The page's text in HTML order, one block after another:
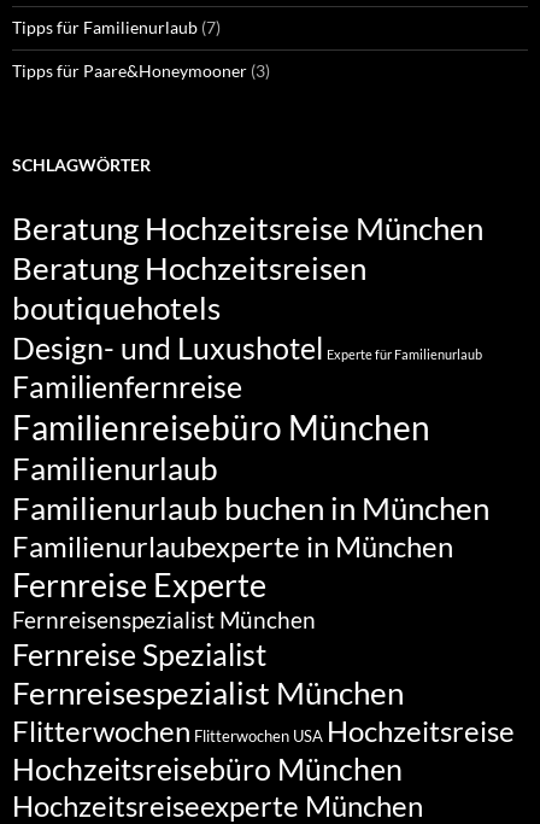
Tipps für Familienurlaub (7)
Tipps für Paare&Honeymooner (3)
SCHLAGWÖRTER
Beratung Hochzeitsreise München
Beratung Hochzeitsreisen
boutiquehotels
Design- und Luxushotel Experte für Familienurlaub
Familienfernreise
Familienreisebüro München
Familienurlaub
Familienurlaub buchen in München
Familienurlaubexperte in München
Fernreise Experte
Fernreisenspezialist München
Fernreise Spezialist
Fernreisespezialist München
Flitterwochen Flitterwochen USA Hochzeitsreise
Hochzeitsreisebüro München
Hochzeitsreiseexperte München